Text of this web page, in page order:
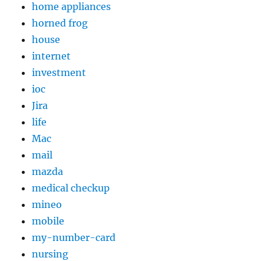
home appliances
horned frog
house
internet
investment
ioc
Jira
life
Mac
mail
mazda
medical checkup
mineo
mobile
my-number-card
nursing